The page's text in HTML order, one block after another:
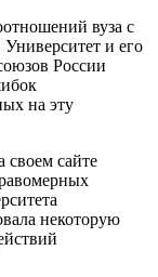
вуза с
и его
России
на эту
сайте
некоторую